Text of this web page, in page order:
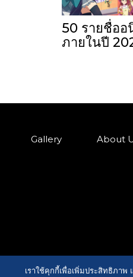
50 รายชื่ออ
ภายในปี
เราใช้คุกกี้เพื่อเพิ่มประสิทธิภา
Gallery About